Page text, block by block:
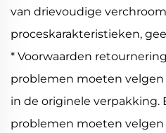
van drievoudige
proceskarakteristieken,
* Voorwaarden
problemen moeten
in de originele verpakking.
problemen moeten